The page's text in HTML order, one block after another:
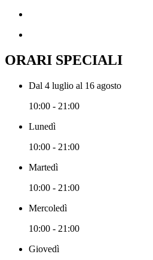
ORARI SPECIALI
Dal 4 luglio al 16 agosto
10:00 - 21:00
Lunedì
10:00 - 21:00
Martedì
10:00 - 21:00
Mercoledì
10:00 - 21:00
Giovedì